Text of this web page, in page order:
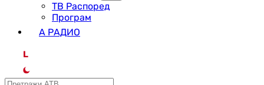
ТВ Распоред
Програм
А РАДИО
L